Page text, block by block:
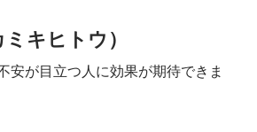
キヒトウ）
安が目立つ人に効果が期待できま